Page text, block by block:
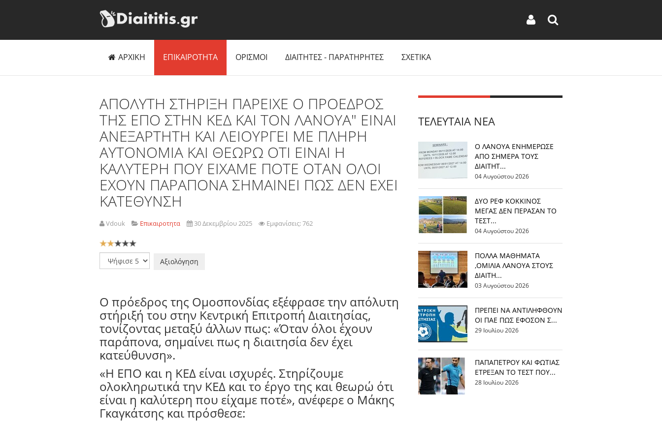
ΑΡΧΙΚΗ ΕΠΙΚΑΙΡΟΤΗΤΑ ΟΡΙΣΜΟΙ ΔΙΑΙΤΗΤΕΣ - ΠΑΡΑΤΗΡΗΤΕΣ ΣΧΕΤΙΚΑ
ΑΠΟΛΥΤΗ ΣΤΗΡΙΞΗ ΠΑΡΕΙΧΕ Ο ΠΡΟΕΔΡΟΣ
ΤΗΣ ΕΠΟ ΣΤΗΝ ΚΕΔ ΚΑΙ ΤΟΝ ΛΑΝΟΥΑ" ΕΙΝΑΙ
ΑΝΕΞΑΡΤΗΤΗ ΚΑΙ ΛΕΙΟΥΡΓΕΙ ΜΕ ΠΛΗΡΗ
ΑΥΤΟΝΟΜΙΑ ΚΑΙ ΘΕΩΡΩ ΟΤΙ ΕΙΝΑΙ Η
ΚΑΛΥΤΕΡΗ ΠΟΥ ΕΙΧΑΜΕ ΠΟΤΕ ΟΤΑΝ ΟΛΟΙ
ΕΧΟΥΝ ΠΑΡΑΠΟΝΑ ΣΗΜΑΙΝΕΙ ΠΩΣ ΔΕΝ ΕΧΕΙ
ΚΑΤΕΘΥΝΣΗ
Vdouk Επικαιροτητα 30 Δεκεμβρίου 2025 Εμφανίσεις: 762
Αξιολόγηση
Χρήστη:2/5
Παρακαλώ
αξιολογήστε
Ο πρόεδρος της Ομοσπονδίας εξέφρασε την απόλυτη
στήριξή του στην Κεντρική Επιτροπή Διαιτησίας,
τονίζοντας μεταξύ άλλων πως: «Όταν όλοι έχουν
παράπονα, σημαίνει πως η διαιτησία δεν έχει
κατεύθυνση».
«Η ΕΠΟ και η ΚΕΔ είναι ισχυρές. Στηρίζουμε
ολοκληρωτικά την ΚΕΔ και το έργο της και θεωρώ ότι
είναι η καλύτερη που είχαμε ποτέ», ανέφερε ο Μάκης
Γκαγκάτσης και πρόσθεσε:
ΤΕΛΕΥΤΑΊΑ ΝΈΑ
Ο ΛΑΝΟΥΑ ΕΝΗΜΕΡΩΣΕ
ΑΠΟ ΣΗΜΕΡΑ ΤΟΥΣ
ΔΙΑΙΤΗΤ...
04 Αυγούστου 2026
ΔΥΟ ΡΕΦ ΚΟΚΚΙΝΟΣ
ΜΕΓΑΣ ΔΕΝ ΠΕΡΑΣΑΝ ΤΟ
ΤΕΣΤ...
04 Αυγούστου 2026
ΠΟΛΛΑ ΜΑΘΗΜΑΤΑ
,ΟΜΙΛΙΑ ΛΑΝΟΥΑ ΣΤΟΥΣ
ΔΙΑΙΤΗ...
03 Αυγούστου 2026
ΠΡΕΠΕΙ ΝΑ ΑΝΤΙΛΗΦΘΟΥΝ
ΟΙ ΠΑΕ ΠΩΣ ΕΦΟΣΟΝ Σ...
29 Ιουλίου 2026
ΠΑΠΑΠΕΤΡΟΥ ΚΑΙ ΦΩΤΙΑΣ
ΕΤΡΕΞΑΝ ΤΟ ΤΕΣΤ ΠΟΥ...
28 Ιουλίου 2026